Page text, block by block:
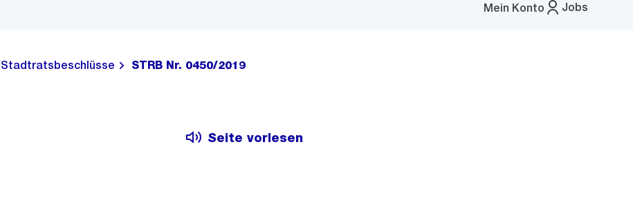
Jobs
Mein Konto
Menü
Stadtratsbeschlüsse STRB Nr. 0450/2019
Seite vorlesen